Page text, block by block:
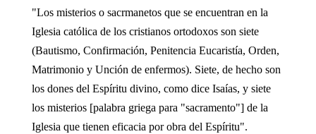
"Los misterios o sacrmanetos que se encuentran en la
Iglesia católica de los cristianos ortodoxos son siete
(Bautismo, Confirmación, Penitencia Eucaristía, Orden,
Matrimonio y Unción de enfermos). Siete, de hecho son
los dones del Espíritu divino, como dice Isaías, y siete
los misterios [palabra griega para "sacramento"] de la
Iglesia que tienen eficacia por obra del Espíritu".